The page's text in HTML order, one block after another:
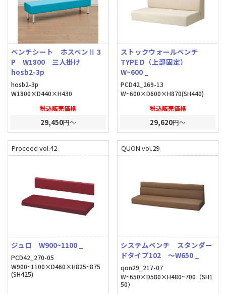
ベンチシート ホスベンⅡ３
P W1800 三人掛け
hosb2-3p
hosb2-3p
W1800×D440×H430
税込販売価格
29,450円～
ストックウォールベンチ
TYPE D（上部固定）
W~600 _
PCD42_269-13
W~600×D600×H870(SH440)
税込販売価格
29,620円～
Proceed vol.42
ジュロ W900~1100 _
PCD42_270-05
W900~1100×D460×H825~875
(SH425)
QUON vol.29
システムベンチ スタンダー
ドタイプ102 ～W650 _
qon29_217-07
W~650×D580×H480~700（SH1
50）